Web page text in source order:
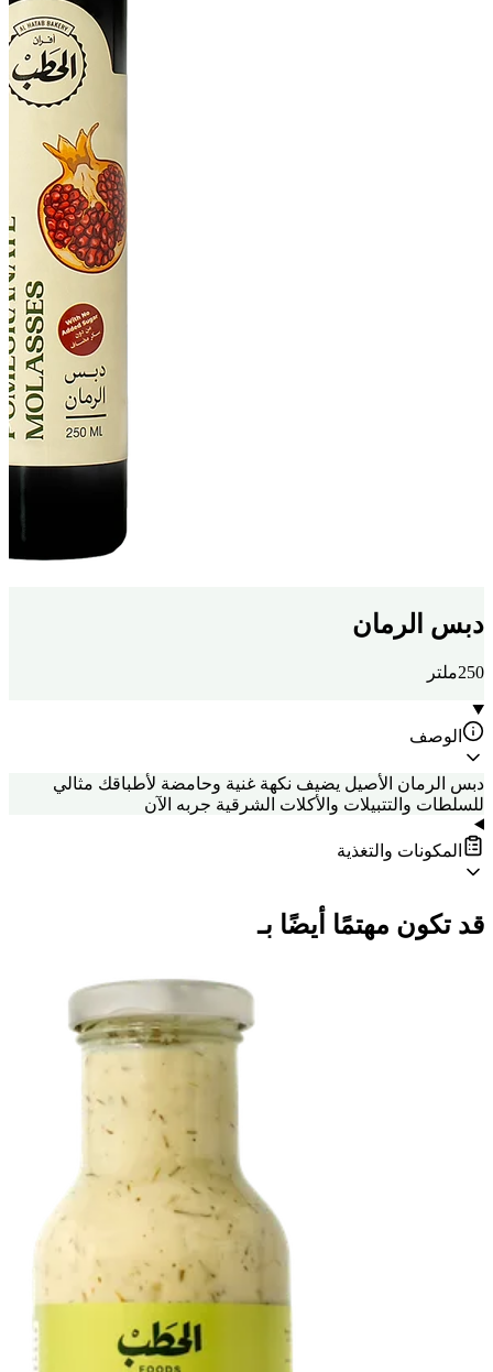
دبس الرمان
250ملتر
الوصف
دبس الرمان الأصيل يضيف نكهة غنية وحامضة لأطباقك مثالي
للسلطات والتتبيلات والأكلات الشرقية جربه الآن
المكونات والتغذية
قد تكون مهتمًا أيضًا بـ